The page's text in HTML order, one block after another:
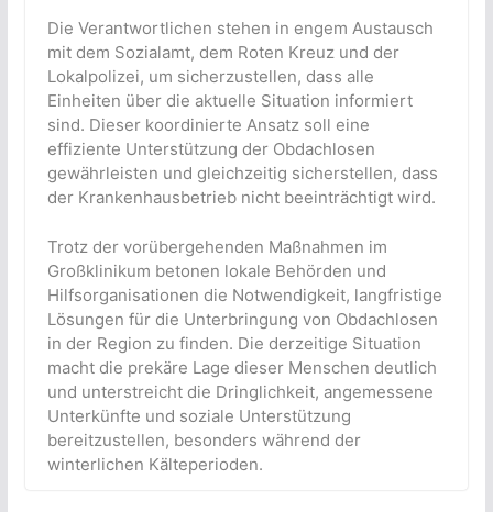
Die Verantwortlichen stehen in engem Austausch
mit dem Sozialamt, dem Roten Kreuz und der
Lokalpolizei, um sicherzustellen, dass alle
Einheiten über die aktuelle Situation informiert
sind. Dieser koordinierte Ansatz soll eine
effiziente Unterstützung der Obdachlosen
gewährleisten und gleichzeitig sicherstellen, dass
der Krankenhausbetrieb nicht beeinträchtigt wird.
Trotz der vorübergehenden Maßnahmen im
Großklinikum betonen lokale Behörden und
Hilfsorganisationen die Notwendigkeit, langfristige
Lösungen für die Unterbringung von Obdachlosen
in der Region zu finden. Die derzeitige Situation
macht die prekäre Lage dieser Menschen deutlich
und unterstreicht die Dringlichkeit, angemessene
Unterkünfte und soziale Unterstützung
bereitzustellen, besonders während der
winterlichen Kälteperioden.